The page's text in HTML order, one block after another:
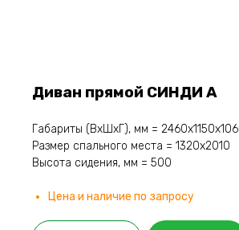
Диван прямой СИНДИ А
Габариты (ВхШхГ), мм =
Размер спального места = 1320х2010
Высота сидения, мм = 500
Цена и наличие по запросу